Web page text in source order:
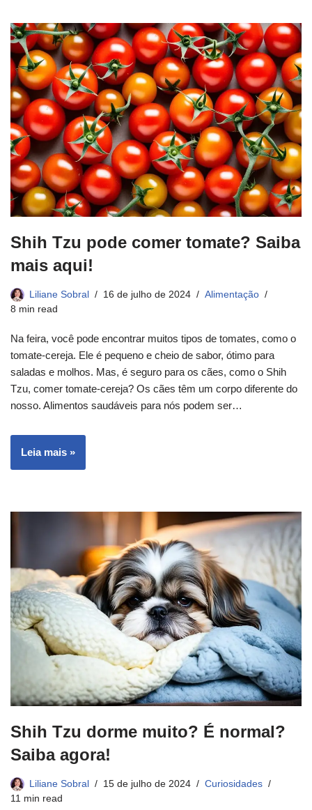
Shih Tzu pode comer tomate? Saiba
mais aqui!
Liliane Sobral 16 de julho de 2024
Alimentação
8 min read
Na feira, você pode encontrar muitos tipos de tomates, como o
tomate-cereja. Ele é pequeno e cheio de sabor, ótimo para
saladas e molhos. Mas, é seguro para os cães, como o Shih
Tzu, comer tomate-cereja? Os cães têm um corpo diferente do
nosso. Alimentos saudáveis para nós podem ser…
Leia mais »
Shih Tzu dorme muito? É normal?
Saiba agora!
Liliane Sobral 15 de julho de 2024
Curiosidades
11 min read